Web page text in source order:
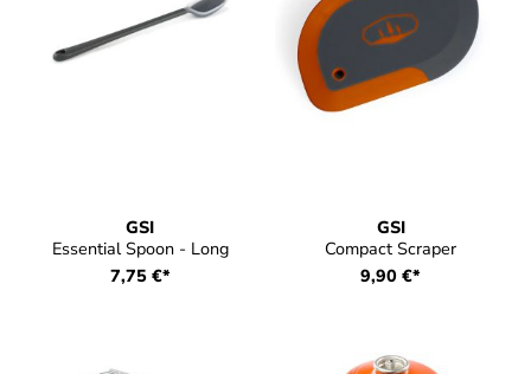
GSI
Essential Spoon - Long
7,75 €*
GSI
Compact Scraper
9,90 €*